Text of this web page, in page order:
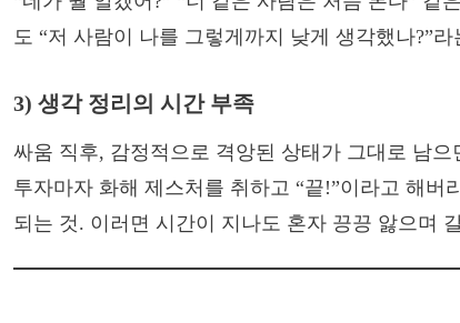
도 “저 사람이 나를 그렇게까지 낮게 생각했나?”
3) 생각 정리의 시간 부족
싸움 직후, 감정적으로 격앙된 상태가 그대로 남
투자마자 화해 제스처를 취하고 “끝!”이라고 해버
되는 것. 이러면 시간이 지나도 혼자 끙끙 앓으며